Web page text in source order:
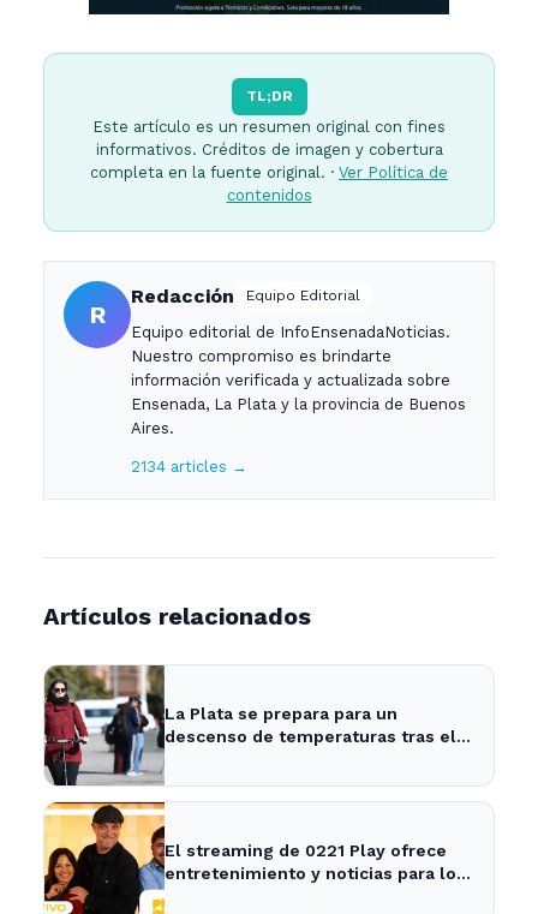
TL;DR
Este artículo es un resumen original con fines
informativos. Créditos de imagen y cobertura
completa en la fuente original. · Ver Política de
contenidos
R
Redacción Equipo Editorial
Equipo editorial de InfoEnsenadaNoticias.
Nuestro compromiso es brindarte
información verificada y actualizada sobre
Ensenada, La Plata y la provincia de Buenos
Aires.
2134 articles →
Artículos relacionados
La Plata se prepara para un
descenso de temperaturas tras el
El streaming de 0221 Play ofrece
entretenimiento y noticias para los